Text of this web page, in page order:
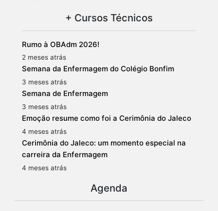
+ Cursos Técnicos
Rumo à OBAdm 2026!
2 meses atrás
Semana da Enfermagem do Colégio Bonfim
3 meses atrás
Semana de Enfermagem
3 meses atrás
Emoção resume como foi a Cerimônia do Jaleco
4 meses atrás
Cerimônia do Jaleco: um momento especial na
carreira da Enfermagem
4 meses atrás
Agenda